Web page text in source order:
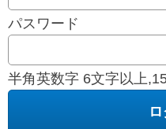
パスワード
半角英数字 6文字以上